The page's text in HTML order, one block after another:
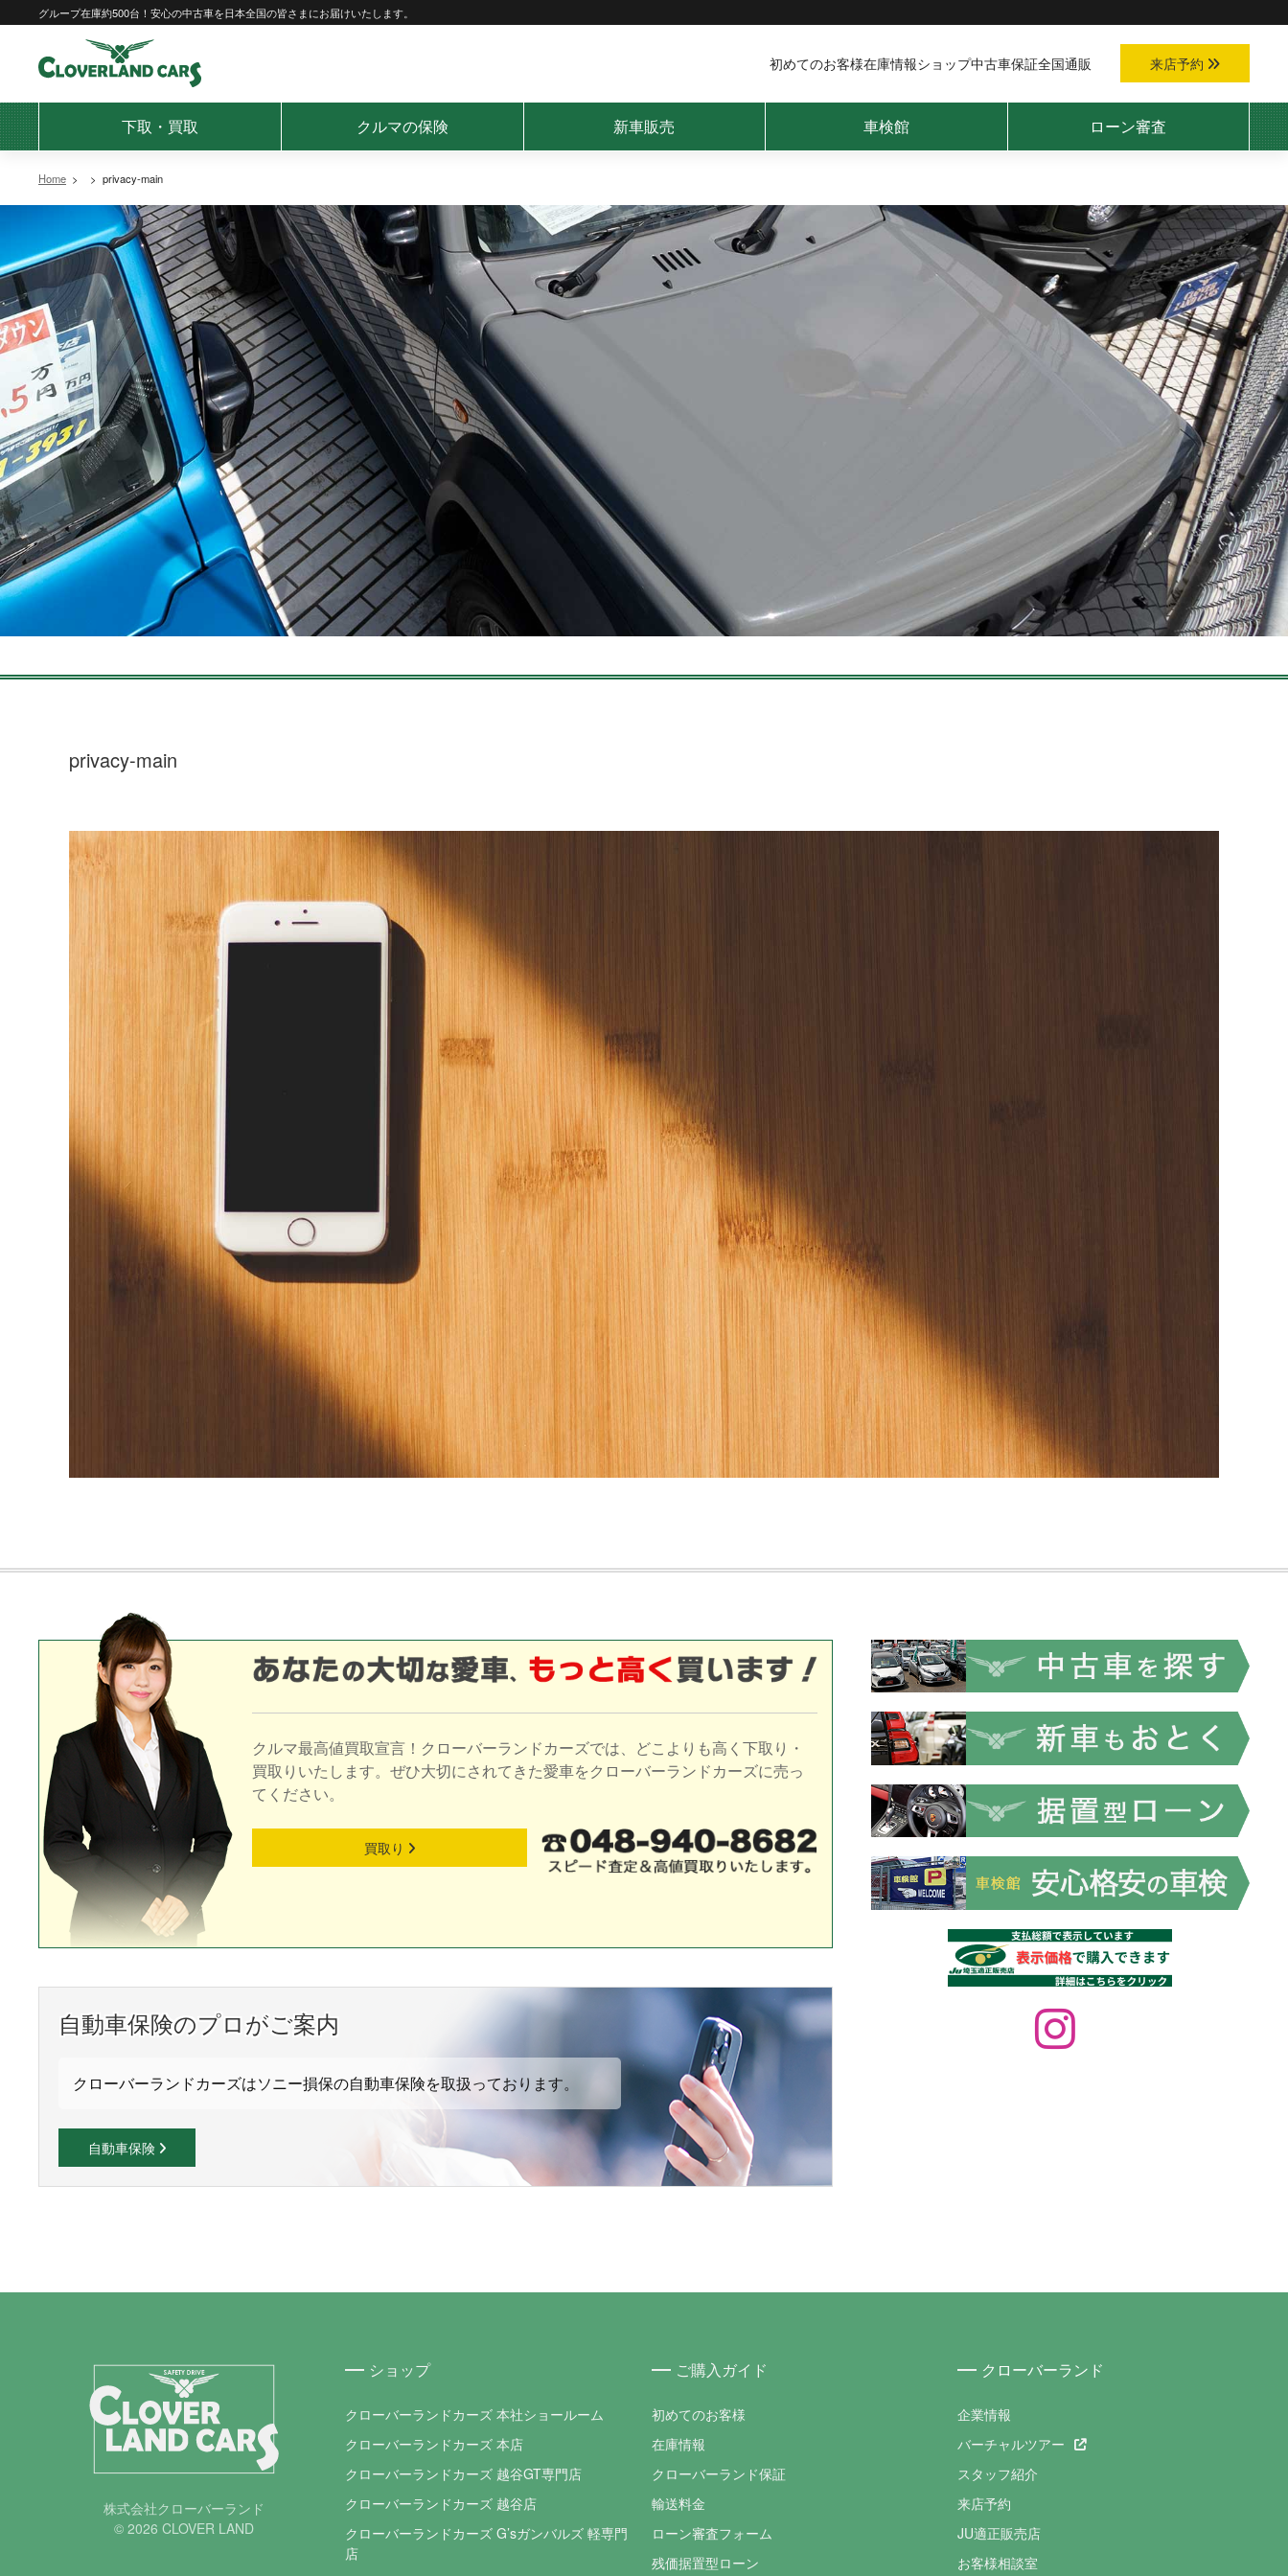
content
グループ在庫約500台！安心の中古車を日本全国の皆さまにお届けいたします。
初めてのお客様在庫情報ショップ中古車保証全国通販 来店予約
下取・買取 クルマの保険 新車販売 車検館 ローン審査
Home > > privacy-main
privacy-main
クルマ最高値買取宣言！クローバーランドカーズでは、どこよりも高く下取り・
買取りいたします。ぜひ大切にされてきた愛車をクローバーランドカーズに売っ
てください。
買取り
自動車保険のプロがご案内
クローバーランドカーズはソニー損保の自動車保険を取扱っております。
自動車保険
ショップ
クローバーランドカーズ 本社ショールーム
クローバーランドカーズ 本店
クローバーランドカーズ 越谷GT専門店
クローバーランドカーズ 越谷店
クローバーランドカーズ G’sガンバルズ 軽専門
店
ご購入ガイド
初めてのお客様
在庫情報
クローバーランド保証
輸送料金
ローン審査フォーム
残価据置型ローン
クローバーランド
企業情報
バーチャルツアー
スタッフ紹介
来店予約
JU適正販売店
お客様相談室
株式会社クローバーランド
© 2026 CLOVER LAND